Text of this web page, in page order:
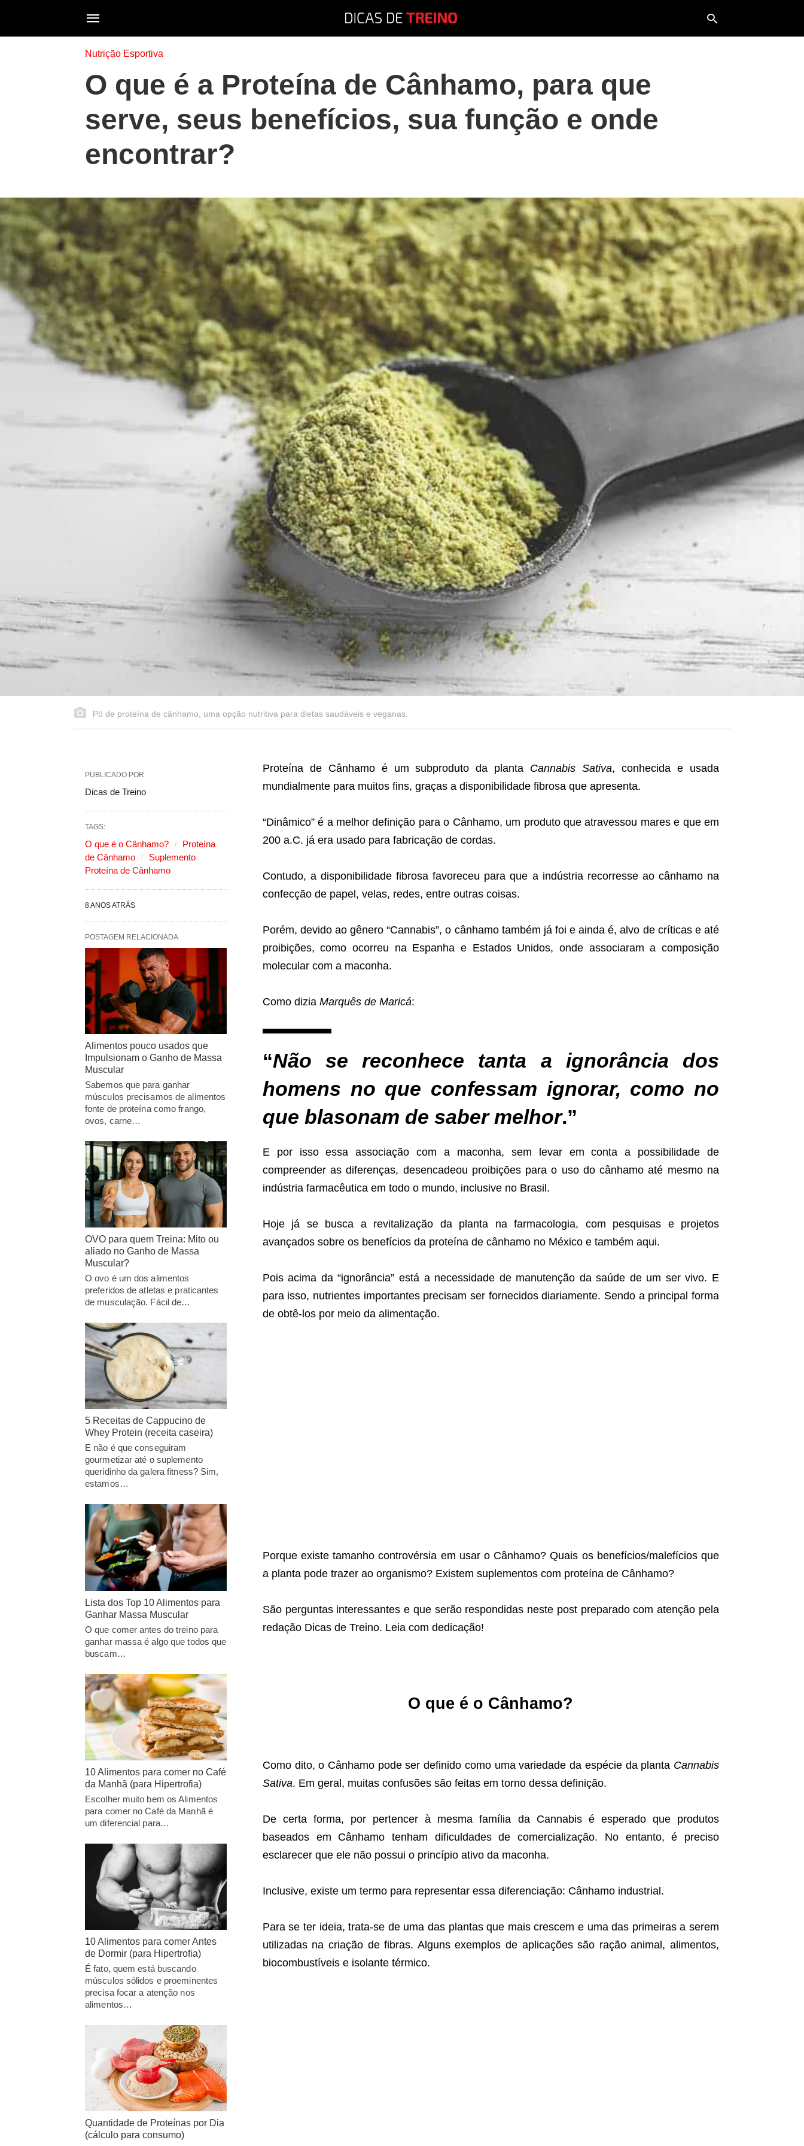
Nutrição Esportiva
O que é a Proteína de Cânhamo, para que
serve, seus benefícios, sua função e onde
encontrar?
Pó de proteína de cânhamo, uma opção nutritiva para dietas saudáveis e veganas.
Proteína de Cânhamo é um subproduto da planta Cannabis Sativa, conhecida e usada
mundialmente para muitos fins, graças a disponibilidade fibrosa que apresenta.
“Dinâmico” é a melhor definição para o Cânhamo, um produto que atravessou mares e que em
200 a.C. já era usado para fabricação de cordas.
Contudo, a disponibilidade fibrosa favoreceu para que a indústria recorresse ao cânhamo na
confecção de papel, velas, redes, entre outras coisas.
Porém, devido ao gênero “Cannabis”, o cânhamo também já foi e ainda é, alvo de críticas e até
proibições, como ocorreu na Espanha e Estados Unidos, onde associaram a composição
molecular com a maconha.
Como dizia Marquês de Maricá:
“Não se reconhece tanta a ignorância dos
homens no que confessam ignorar, como no
que blasonam de saber melhor.”
E por isso essa associação com a maconha, sem levar em conta a possibilidade de
compreender as diferenças, desencadeou proibições para o uso do cânhamo até mesmo na
indústria farmacêutica em todo o mundo, inclusive no Brasil.
Hoje já se busca a revitalização da planta na farmacologia, com pesquisas e projetos
avançados sobre os benefícios da proteína de cânhamo no México e também aqui.
Pois acima da “ignorância” está a necessidade de manutenção da saúde de um ser vivo. E
para isso, nutrientes importantes precisam ser fornecidos diariamente. Sendo a principal forma
de obtê-los por meio da alimentação.
Porque existe tamanho controvérsia em usar o Cânhamo? Quais os benefícios/malefícios que
a planta pode trazer ao organismo? Existem suplementos com proteína de Cânhamo?
São perguntas interessantes e que serão respondidas neste post preparado com atenção pela
redação Dicas de Treino. Leia com dedicação!
O que é o Cânhamo?
Como dito, o Cânhamo pode ser definido como uma variedade da espécie da planta Cannabis
Sativa. Em geral, muitas confusões são feitas em torno dessa definição.
De certa forma, por pertencer à mesma família da Cannabis é esperado que produtos
baseados em Cânhamo tenham dificuldades de comercialização. No entanto, é preciso
esclarecer que ele não possui o princípio ativo da maconha.
Inclusive, existe um termo para representar essa diferenciação: Cânhamo industrial.
Para se ter ideia, trata-se de uma das plantas que mais crescem e uma das primeiras a serem
utilizadas na criação de fibras. Alguns exemplos de aplicações são ração animal, alimentos,
biocombustíveis e isolante térmico.
PUBLICADO POR
Dicas de Treino
TAGS:
O que é o Cânhamo?
Proteína
de Cânhamo
Suplemento
Proteína de Cânhamo
8 ANOS ATRÁS
POSTAGEM RELACIONADA
Alimentos pouco usados que
Impulsionam o Ganho de Massa
Muscular
Sabemos que para ganhar
músculos precisamos de alimentos
fonte de proteína como frango,
ovos, carne…
OVO para quem Treina: Mito ou
aliado no Ganho de Massa
Muscular?
O ovo é um dos alimentos
preferidos de atletas e praticantes
de musculação. Fácil de…
5 Receitas de Cappucino de
Whey Protein (receita caseira)
E não é que conseguiram
gourmetizar até o suplemento
queridinho da galera fitness? Sim,
estamos…
Lista dos Top 10 Alimentos para
Ganhar Massa Muscular
O que comer antes do treino para
ganhar massa é algo que todos que
buscam…
10 Alimentos para comer no Café
da Manhã (para Hipertrofia)
Escolher muito bem os Alimentos
para comer no Café da Manhã é
um diferencial para…
10 Alimentos para comer Antes
de Dormir (para Hipertrofia)
É fato, quem está buscando
músculos sólidos e proeminentes
precisa focar a atenção nos
alimentos…
Quantidade de Proteínas por Dia
(cálculo para consumo)